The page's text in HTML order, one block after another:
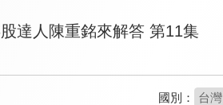
達人陳重銘來解答 第11集
國別： 台灣